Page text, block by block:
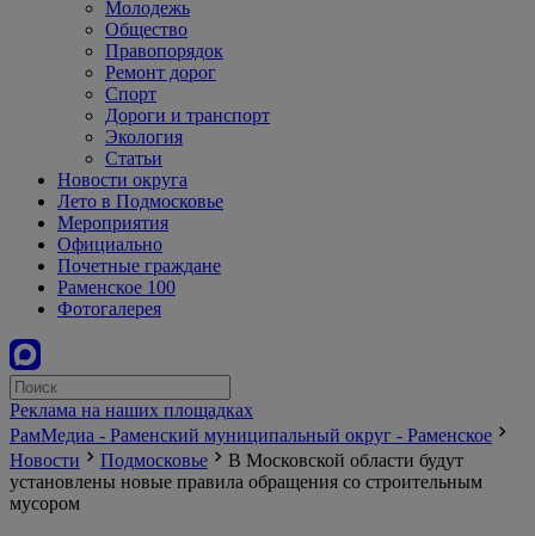
Молодежь
Общество
Правопорядок
Ремонт дорог
Спорт
Дороги и транспорт
Экология
Статьи
Новости округа
Лето в Подмосковье
Мероприятия
Официально
Почетные граждане
Раменское 100
Фотогалерея
Реклама на наших площадках
РамМедиа - Раменский муниципальный округ - Раменское
Новости
Подмосковье
В Московской области будут
установлены новые правила обращения со строительным
мусором